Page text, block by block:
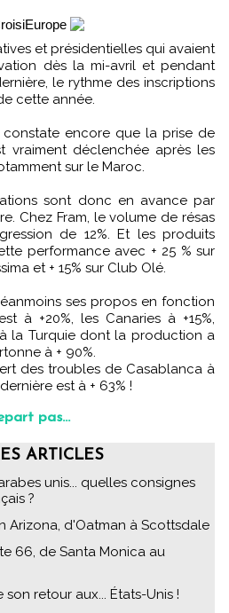
dès la mi-avril et pendant
le rythme des inscriptions
cette année.
constate encore que la prise de
vraiment déclenchée après les
sur le Maroc.
sont donc en avance par
Chez Fram, le volume de résas
de 12%. Et les produits
performance avec + 25 % sur
et + 15% sur Club Olé.
ses propos en fonction
à +20%, les Canaries à +15%,
la Turquie dont la production a
à + 90%.
des troubles de Casablanca à
est à + 63% !
pas...
ARTICLES
unis... quelles consignes
?
Arizona, d'Oatman à Scottsdale
66, de Santa Monica au
retour aux... États-Unis !